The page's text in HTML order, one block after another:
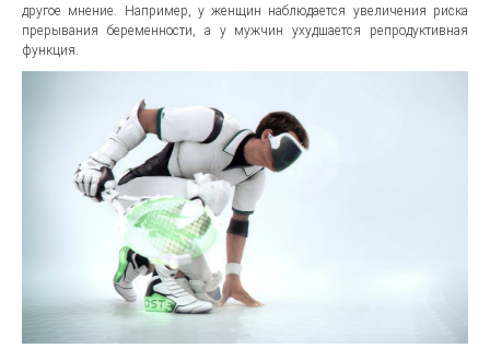
другое мнение. Например, у женщин наблюдается увеличения риска
прерывания беременности, а у мужчин ухудшается репродуктивная
функция.